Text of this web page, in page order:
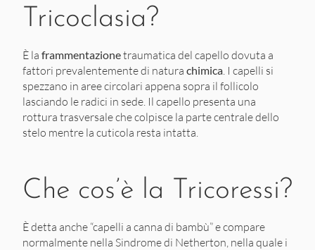
Tricoclasia?
È la frammentazionetraumatica del capello dovuta a
fattori prevalentemente di natura chimica. I capelli si
spezzano in aree circolari appena sopra il follicolo
lasciando le radici in sede. Il capello presenta una
rottura trasversale che colpisce la parte centrale dello
stelo mentre la cuticola resta intatta.
Che cos’è la Tricoressi?
È detta anche “capelli a canna di bambù” e compare
normalmente nella Sindrome di Netherton, nella quale i